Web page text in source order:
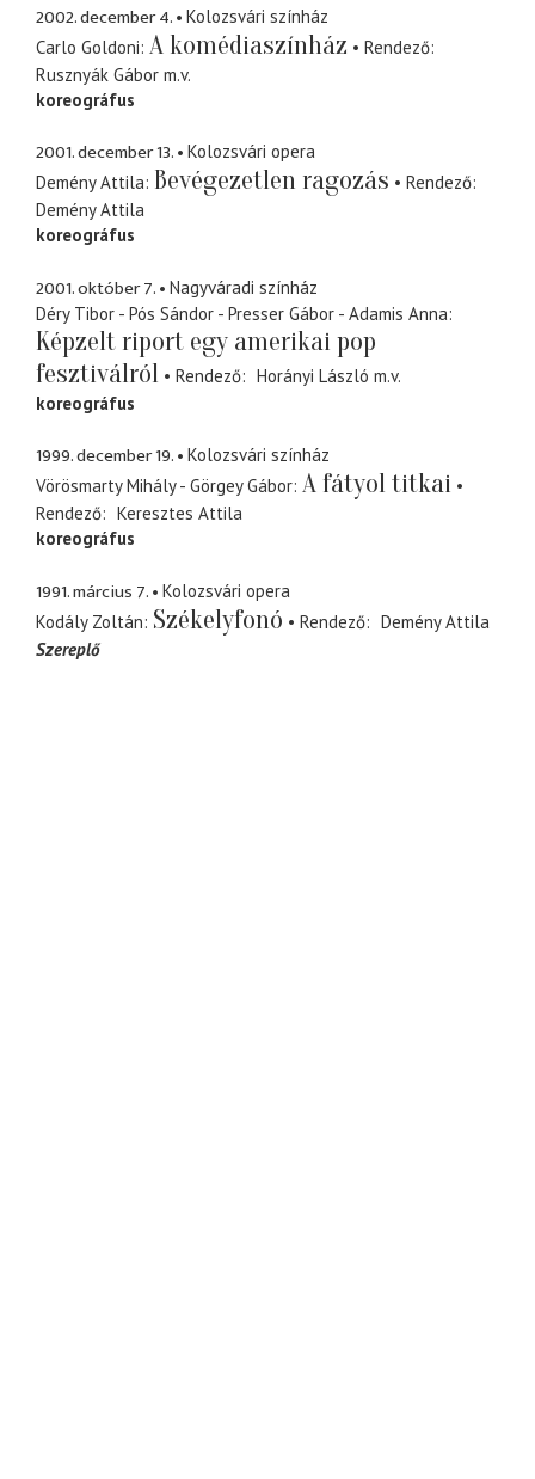
2002. december 4.
Kolozsvári színház
Carlo Goldoni A komédiaszínház
Rendező
Rusznyák Gábor m.v.
koreográfus
2001. december 13.
Kolozsvári opera
Demény Attila Bevégezetlen ragozás
Rendező
Demény Attila
koreográfus
2001. október 7.
Nagyváradi színház
Déry Tibor - Pós Sándor - Presser Gábor - Adamis Anna
Képzelt riport egy amerikai pop
fesztiválról
Rendező Horányi László m.v.
koreográfus
1999. december 19.
Kolozsvári színház
Vörösmarty Mihály - Görgey Gábor A fátyol titkai
Rendező
Keresztes Attila
koreográfus
1991. március 7.
Kolozsvári opera
Kodály Zoltán Székelyfonó Rendező
Demény Attila
Szereplő